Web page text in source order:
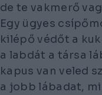
de te vakmerő
Egy ügyes
kilépő védőt a
a labdát a társa
kapus van veled
a jobb lábadat,